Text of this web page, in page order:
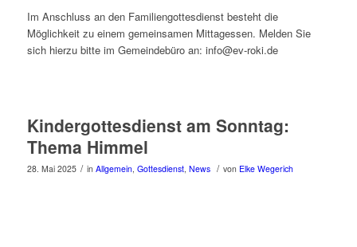
Im Anschluss an den Familiengottesdienst besteht die
Möglichkeit zu einem gemeinsamen Mittagessen. Melden Sie
sich hierzu bitte im Gemeindebüro an: info@ev-roki.de
Kindergottesdienst am Sonntag:
Thema Himmel
28. Mai 2025 / in Allgemein, Gottesdienst, News / von Elke Wegerich